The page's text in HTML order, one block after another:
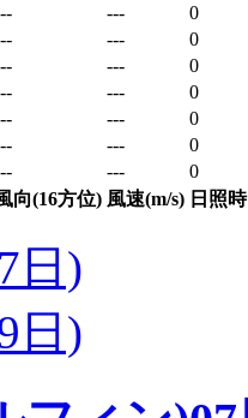
---
0
---
0
---
0
---
0
---
0
---
0
---
0
向(16方位) 風速(m/s) 日照
日)
日)